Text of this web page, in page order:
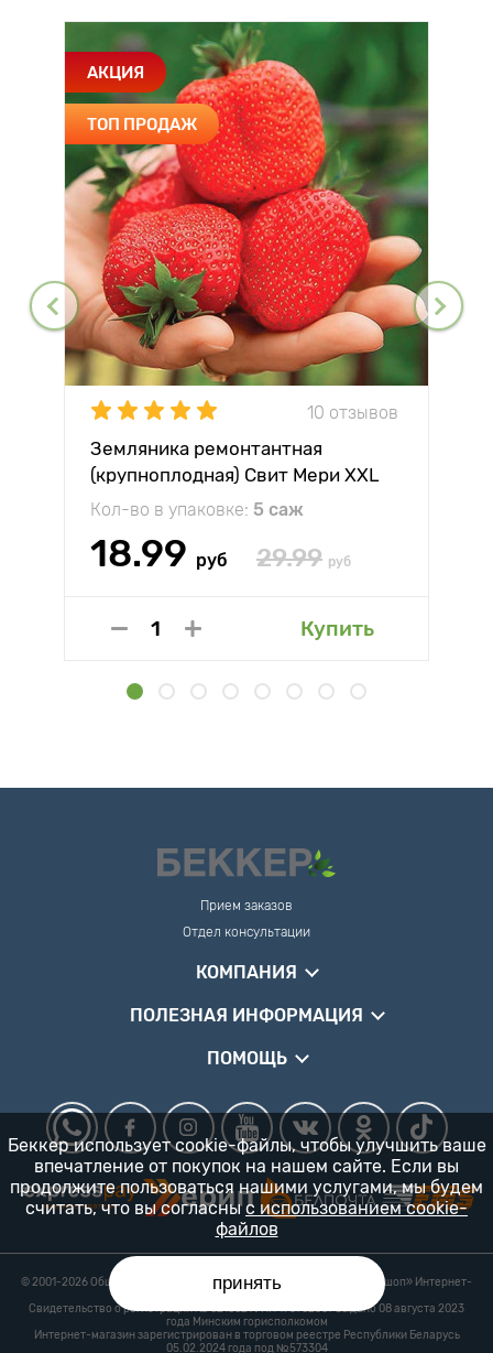
АКЦИЯ
ТОП ПРОДАЖ
10 отзывов
Земляника ремонтантная
(крупноплодная) Свит Мери XXL
Кол-во в упаковке: 5 саж
18.99 руб 29.99 руб
Купить
Прием заказов
Отдел консультации
КОМПАНИЯ
ПОЛЕЗНАЯ ИНФОРМАЦИЯ
ПОМОЩЬ
© 2001-2026 Общество с ограниченной ответственностью «Гарденшоп» Интернет-
магазин «БЕККЕР™» 24/7
Свидетельство о регистрации № 0218821 УНП 193702687 выдано 08 августа 2023
года Минским горисполкомом
Интернет-магазин зарегистрирован в торговом реестре Республики Беларусь
05.02.2024 года под №573304
Беккер использует cookie-файлы, чтобы улучшить ваше
впечатление от покупок на нашем сайте. Если вы
продолжите пользоваться нашими услугами, мы будем
считать, что вы согласны с использованием cookie-
файлов
принять